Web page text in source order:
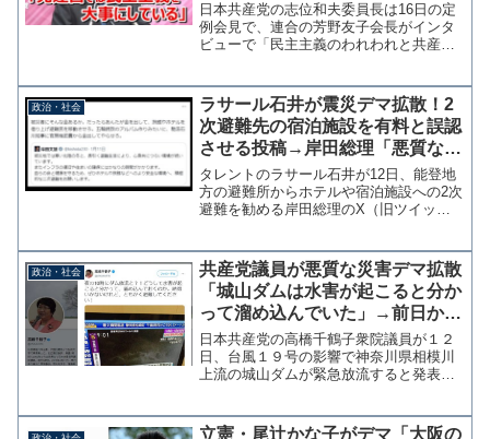
感「公党批判するなら根拠示せ」
日本共産党の志位和夫委員長は16日の定
例会見で、連合の芳野友子会長がインタ
ビューで「民主主義のわれわれと共産の
委員長は「労働運動のナショナルセンタ
ーである連合の責任者が...
政治・社会
ラサール石井が震災デマ拡散！2
次避難先の宿泊施設を有料と誤認
させる投稿→岸田総理「悪質な虚
偽情報は決して許されません」
タレントのラサール石井が12日、能登地
方の避難所からホテルや宿泊施設への2次
避難を勧める岸田総理のX（旧ツイッタ
し2次避難先のホテルや宿泊先の料金は行
政が負担することと...
政治・社会
共産党議員が悪質な災害デマ拡散
「城山ダムは水害が起こると分か
って溜め込んでいた」→前日から
徹夜で事前放流
日本共産党の高橋千鶴子衆院議員が１２
日、台風１９号の影響で神奈川県相模川
上流の城山ダムが緊急放流すると発表し
した。しかし溜め込んでいたという事実
立憲・尾辻かな子がデマ「大阪の